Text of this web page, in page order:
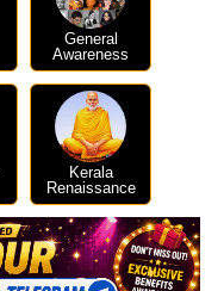
General
Awareness
Kerala
Renaissance